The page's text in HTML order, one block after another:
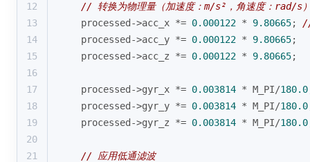
12
// 转换为物理量（加速度：m/s²，角速度：rad/s
13
    processed->acc_x *=
0.000122 * 9.80665;
14
    processed->acc_y *=
0.000122 * 9.80665;
15
    processed->acc_z *=
0.000122 * 9.80665;
16
17
    processed->gyr_x *=
0.003814 * M_PI/180.0
18
    processed->gyr_y *=
0.003814 * M_PI/180.0
19
    processed->gyr_z *=
0.003814 * M_PI/180.0
20
21
// 应用低通滤波